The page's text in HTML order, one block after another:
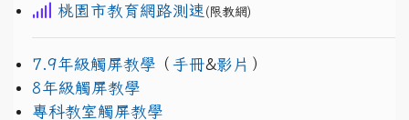
桃園市教育網路測速 (限教網)
7.9年級觸屏教學 （ 手冊&影片 ）
8年級觸屏教學
專科教室觸屏教學